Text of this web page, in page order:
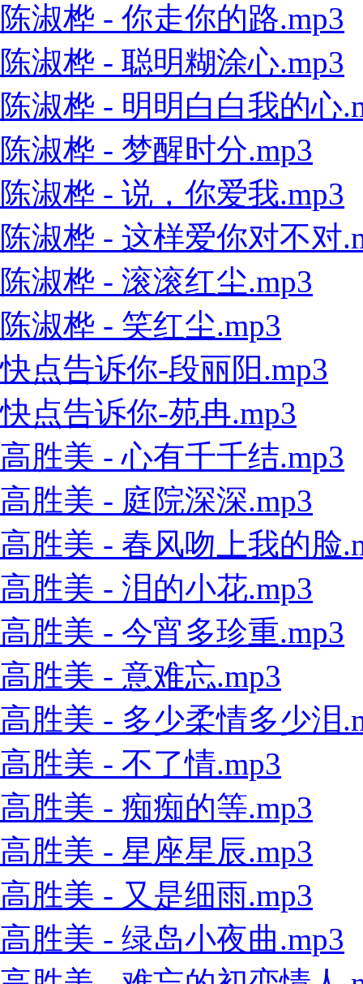
陈淑桦 - 你走你的路.mp3
陈淑桦 - 聪明糊涂心.mp3
陈淑桦 - 明明白白我的心
陈淑桦 - 梦醒时分.mp3
陈淑桦 - 说，你爱我.mp3
陈淑桦 - 这样爱你对不对
陈淑桦 - 滚滚红尘.mp3
陈淑桦 - 笑红尘.mp3
快点告诉你-段丽阳.mp3
快点告诉你-苑冉.mp3
高胜美 - 心有千千结.mp3
高胜美 - 庭院深深.mp3
高胜美 - 春风吻上我的脸
高胜美 - 泪的小花.mp3
高胜美 - 今宵多珍重.mp3
高胜美 - 意难忘.mp3
高胜美 - 多少柔情多少泪
高胜美 - 不了情.mp3
高胜美 - 痴痴的等.mp3
高胜美 - 星座星辰.mp3
高胜美 - 又是细雨.mp3
高胜美 - 绿岛小夜曲.mp3